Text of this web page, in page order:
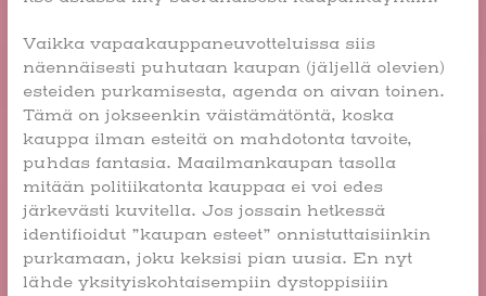
Vaikka vapaakauppaneuvotteluissa siis
näennäisesti puhutaan kaupan (jäljellä olevien)
esteiden purkamisesta, agenda on aivan toinen.
Tämä on jokseenkin väistämätöntä, koska
kauppa ilman esteitä on mahdotonta tavoite,
puhdas fantasia. Maailmankaupan tasolla
mitään politiikatonta kauppaa ei voi edes
järkevästi kuvitella. Jos jossain hetkessä
identifioidut ”kaupan esteet” onnistuttaisiinkin
purkamaan, joku keksisi pian uusia. En nyt
lähde yksityiskohtaisempiin dystoppisiiin